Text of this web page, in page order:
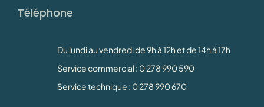
Téléphone
Du lundi au vendredi de 9h à 12h et de 14h à 17h
Service commercial : 0 278 990 590
Service technique : 0 278 990 670